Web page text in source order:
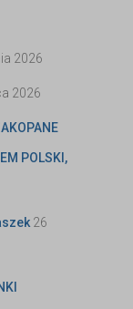
2026
2026
POLSKI,
26